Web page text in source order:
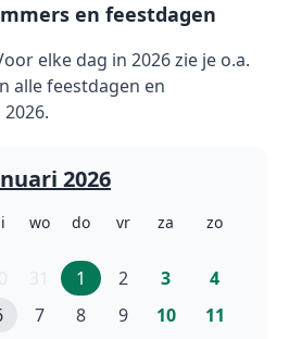
en feestdagen
elke dag in 2026 zie je o.a.
alle feestdagen en
2026
wo do vr za zo
1 2 3 4
7 8 9 10 11